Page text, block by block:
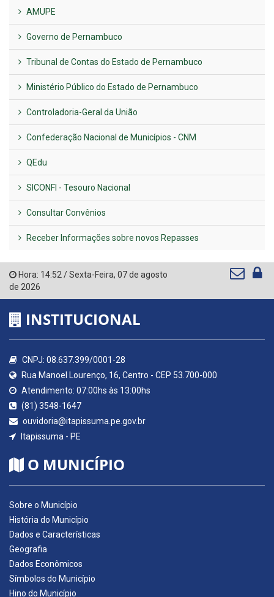
AMUPE
Governo de Pernambuco
Tribunal de Contas do Estado de Pernambuco
Ministério Público do Estado de Pernambuco
Controladoria-Geral da União
Confederação Nacional de Municípios - CNM
QEdu
SICONFI - Tesouro Nacional
Consultar Convênios
Receber Informações sobre novos Repasses
Hora: 14:52/Sexta-Feira, 07 de agosto
de 2026
INSTITUCIONAL
CNPJ: 08.637.399/0001-28
Rua Manoel Lourenço, 16, Centro - CEP 53.700-000
Atendimento: 07:00hs às 13:00hs
(81) 3548-1647
ouvidoria@itapissuma.pe.gov.br
Itapissuma - PE
O MUNICÍPIO
Sobre o Município
História do Município
Dados e Características
Geografia
Dados Econômicos
Símbolos do Município
Hino do Município